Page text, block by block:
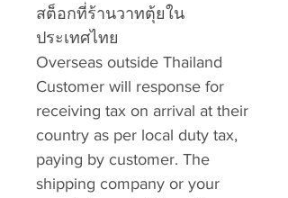
สต็อกที่ร้านวาทตุ้ยใน
ประเทศไทย
Overseas outside Thailand
Customer will response for
receiving tax on arrival at their
country as per local duty tax,
paying by customer. The
shipping company or your